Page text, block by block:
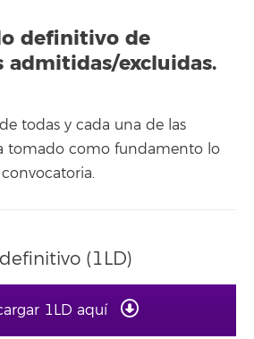
definitivo de
admitidas/excluidas.
todas y cada una de las
tomado como fundamento lo
(1LD)
1LD aquí